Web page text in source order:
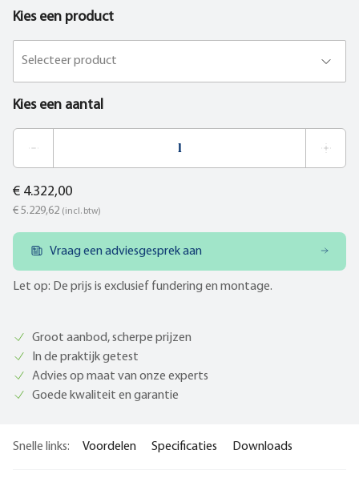
Kies een product
Selecteer product
Kies een aantal
€ 4.322,00
€ 5.229,62 (incl. btw)
Vraag een adviesgesprek aan
Let op: De prijs is exclusief fundering en montage.
Groot aanbod, scherpe prijzen
In de praktijk getest
Advies op maat van onze experts
Goede kwaliteit en garantie
Snelle links: Voordelen Specificaties Downloads